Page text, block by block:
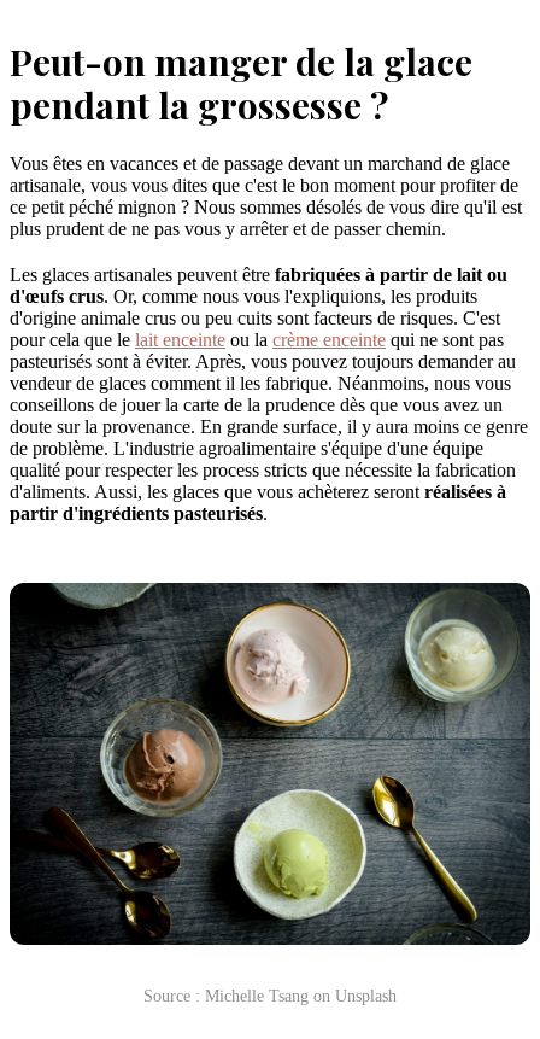
Peut-on manger de la glace
pendant la grossesse ?
Vous êtes en vacances et de passage devant un marchand de glace
artisanale, vous vous dites que c'est le bon moment pour profiter de
ce petit péché mignon ? Nous sommes désolés de vous dire qu'il est
plus prudent de ne pas vous y arrêter et de passer chemin.
Les glaces artisanales peuvent être fabriquées à partir de lait ou
d'œufs crus. Or, comme nous vous l'expliquions, les produits
d'origine animale crus ou peu cuits sont facteurs de risques. C'est
pour cela que le lait enceinte ou la crème enceinte qui ne sont pas
pasteurisés sont à éviter. Après, vous pouvez toujours demander au
vendeur de glaces comment il les fabrique. Néanmoins, nous vous
conseillons de jouer la carte de la prudence dès que vous avez un
doute sur la provenance. En grande surface, il y aura moins ce genre
de problème. L'industrie agroalimentaire s'équipe d'une équipe
qualité pour respecter les process stricts que nécessite la fabrication
d'aliments. Aussi, les glaces que vous achèterez seront réalisées à
partir d'ingrédients pasteurisés.
Source : Michelle Tsang on Unsplash